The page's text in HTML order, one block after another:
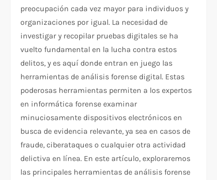
preocupación cada vez mayor para individuos y
organizaciones por igual. La necesidad de
investigar y recopilar pruebas digitales se ha
vuelto fundamental en la lucha contra estos
delitos, y es aquí donde entran en juego las
herramientas de análisis forense digital. Estas
poderosas herramientas permiten a los expertos
en informática forense examinar
minuciosamente dispositivos electrónicos en
busca de evidencia relevante, ya sea en casos de
fraude, ciberataques o cualquier otra actividad
delictiva en línea. En este artículo, exploraremos
las principales herramientas de análisis forense